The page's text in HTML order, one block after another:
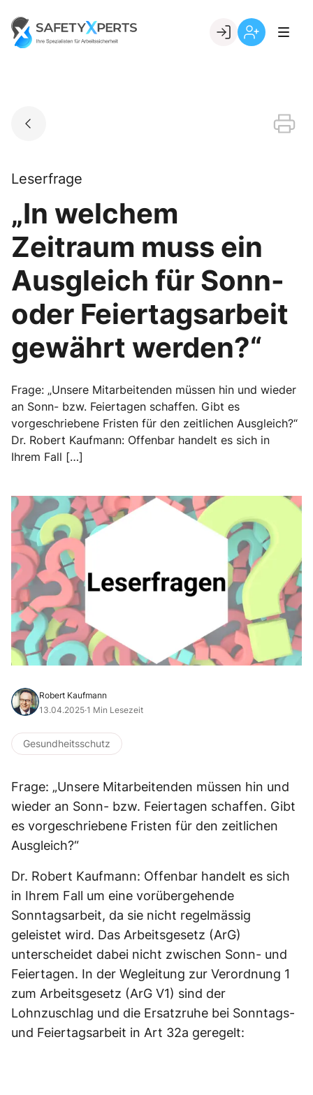
content
Go to landing page.
Leserfrage
„In welchem
Zeitraum muss ein
Ausgleich für Sonn-
oder Feiertagsarbeit
gewährt werden?“
Frage: „Unsere Mitarbeitenden müssen hin und wieder
an Sonn- bzw. Feiertagen schaffen. Gibt es
vorgeschriebene Fristen für den zeitlichen Ausgleich?“
Dr. Robert Kaufmann: Offenbar handelt es sich in
Ihrem Fall […]
Robert Kaufmann
13.04.2025·1 Min Lesezeit
Gesundheitsschutz
Frage: „Unsere Mitarbeitenden müssen hin und
wieder an Sonn- bzw. Feiertagen schaffen. Gibt
es vorgeschriebene Fristen für den zeitlichen
Ausgleich?“
Dr. Robert Kaufmann: Offenbar handelt es sich
in Ihrem Fall um eine vorübergehende
Sonntagsarbeit, da sie nicht regelmässig
geleistet wird. Das Arbeitsgesetz (ArG)
unterscheidet dabei nicht zwischen Sonn- und
Feiertagen. In der Wegleitung zur Verordnung 1
zum Arbeitsgesetz (ArG V1) sind der
Lohnzuschlag und die Ersatzruhe bei Sonntags-
und Feiertagsarbeit in Art 32a geregelt: